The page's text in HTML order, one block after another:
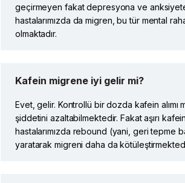
geçirmeyen fakat depresyona ve
hastalarımızda da migren, bu tür mental
olmaktadır.
Kafein migrene iyi gelir mi?
Evet, gelir. Kontrollü bir dozda kafein alımı
şiddetini azaltabilmektedir. Fakat aşırı kafein
hastalarımızda rebound (yani, geri tepme
yaratarak migreni daha da